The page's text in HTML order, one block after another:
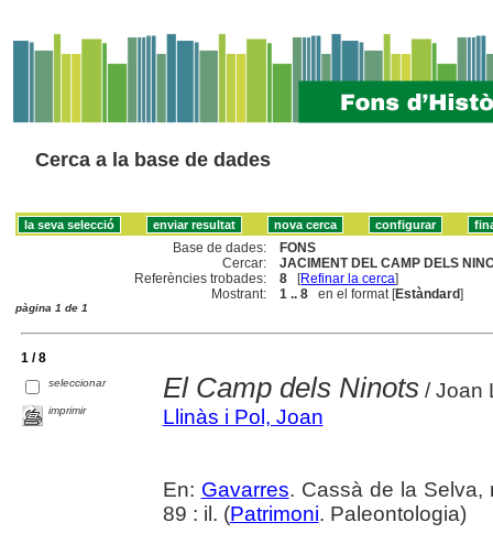
Cerca a la base de dades
Base de dades:
FONS
Cercar:
JACIMENT DEL CAMP DELS
Referències trobades:
8 [Refinar la cerca]
Mostrant:
1 .. 8 en el format [Estàndard]
pàgina 1 de 1
1 / 8
seleccionar
imprimir
El Camp dels Ninots/ Joan
Llinàs i Pol, Joan
En: Gavarres. Cassà de la Selva,
89 : il. (Patrimoni. Paleontologia)